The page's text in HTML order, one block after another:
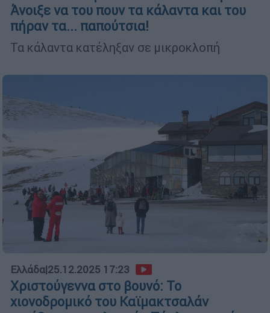
Άνοιξε να του πουν τα κάλαντα και του
πήραν τα... παπούτσια!
Τα κάλαντα κατέληξαν σε μικροκλοπή
Ελλάδα|25.12.2025 17:23
Χριστούγεννα στο βουνό: Το
χιονοδρομικό του Καϊμακτσαλάν